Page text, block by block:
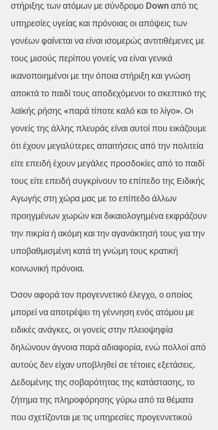
στήριξης των ατόμων με σύνδρομο Down από τις
υπηρεσίες υγείας και πρόνοιας οι απόψεις των
γονέων φαίνεται να είναι ισομερώς αντιτιθέμενες με
τους μισούς περίπου γονείς να είναι γενικά
ικανοποιημένοι με την όποια στήριξη και γνώση
αποκτά το παιδί τους αποδεχόμενοι το σκεπτικό της
λαϊκής ρήσης «παρά τίποτε καλό και το λίγο». Οι
γονείς της άλλης πλευράς είναι αυτοί που εικάζουμε
ότι έχουν μεγαλύτερες απαιτήσεις από την πολιτεία
είτε επειδή έχουν μεγάλες προσδοκίες από το παιδί
τους είτε επειδή συγκρίνουν το επίπεδο της Ειδικής
Αγωγής στη χώρα μας με το επίπεδο άλλων
προηγμένων χωρών και δικαιολογημένα εκφράζουν
την πικρία ή ακόμη και την αγανάκτησή τους για την
υποβαθμισμένη κατά τη γνώμη τους κρατική
κοινωνική πρόνοια.
Όσον αφορά τον προγεννετικό έλεγχο, ο οποίος
μπορεί να αποτρέψει τη γέννηση ενός ατόμου με
ειδικές ανάγκες, οι γονείς στην πλειοψηφία
δηλώνουν άγνοια παρά αδιαφορία, ενώ πολλοί από
αυτούς δεν είχαν υποβληθεί σε τέτοιες εξετάσεις.
Δεδομένης της σοβαρότητας της κατάστασης, το
ζήτημα της πληροφόρησης γύρω από τα θέματα
που σχετίζονται με τις υπηρεσίες προγεννετικού